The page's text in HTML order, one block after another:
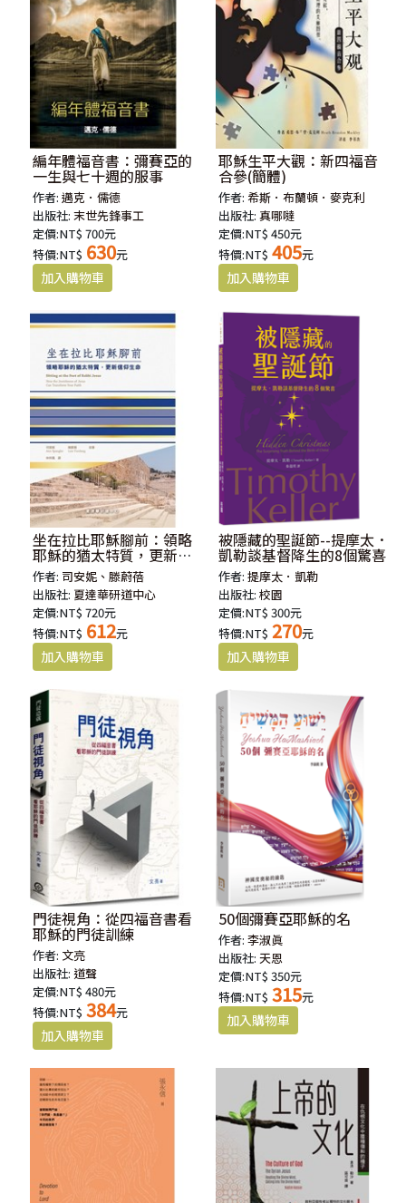
編年體福音書：彌賽亞的
一生與七十週的服事
作者:邁克．儒德
出版社:末世先鋒事工
定價:NT$ 700元
特價:NT$ 630元
耶穌生平大觀：新四福音
合參(簡體)
作者: 希斯．布蘭頓．麥克利
出版社:真哪噠
定價:NT$ 450元
特價:NT$ 405元
坐在拉比耶穌腳前：領略
耶穌的猶太特質，更新信
仰生命
作者: 司安妮、滕蔚蓓
出版社: 夏達華研道中心
定價:NT$ 720元
特價:NT$ 612元
被隱藏的聖誕節--提摩太．
凱勒談基督降生的8個驚喜
作者:提摩太．凱勒
出版社:校園
定價:NT$ 300元
特價:NT$ 270元
門徒視角：從四福音書看
耶穌的門徒訓練
作者: 文亮
出版社:道聲
定價:NT$ 480元
特價:NT$ 384元
50個彌賽亞耶穌的名
作者:李淑眞
出版社:天恩
定價:NT$ 350元
特價:NT$ 315元